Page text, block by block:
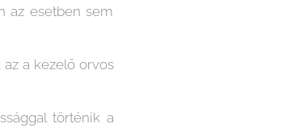
az esetben sem
a kezelő orvos
történik a